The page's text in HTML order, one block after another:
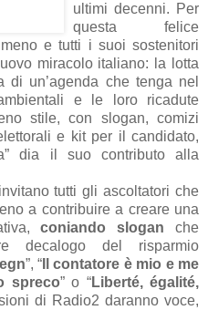
ultimi decenni. Per
questa felice
e tutti i suoi sostenitori
miracolo italiano: la lotta
un’agenda che tenga nel
e le loro ricadute
stile, con slogan, comizi
e kit per il candidato,
dia il suo contributo alla
invitano tutti gli ascoltatori che
a contribuire a creare una
coniando slogan che
decalogo del risparmio
”, “ Il contatore è mio e me
spreco” o “Liberté, égalité,
di Radio2 daranno voce,